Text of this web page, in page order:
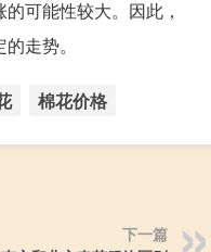
可能性较大。因此，
走势。
棉花价格
下一篇